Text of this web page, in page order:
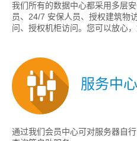
我们所有的数据中心都采用多层
员、24/7 安保人员、授权建筑物
问、授权机柜访问。您可以放心
服务中心
通过我们会员中心可对服务器自